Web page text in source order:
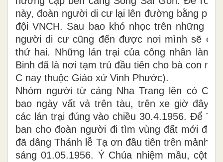
này, đoàn người di cư lại lên đường bằng
đội VNCH. Sau bao khó nhọc trên những
người di cư cũng đến được nơi mình sẽ
thứ hai. Những lán trại của công nhân làm
Binh đã là nơi tạm trú đầu tiên cho bà con
C nay thuộc Giáo xứ Vinh Phước).
Nhóm người từ cảng Nha Trang lên có
bao ngày vất vả trên tàu, trên xe giờ đây
các lán trại đúng vào chiều 30.4.1956. Để Tạ
ban cho đoàn người đi tìm vùng đất mới
đã dâng Thánh lễ Tạ ơn đầu tiên trên mảnh
sáng 01.05.1956. Ý Chúa nhiệm mầu, cột